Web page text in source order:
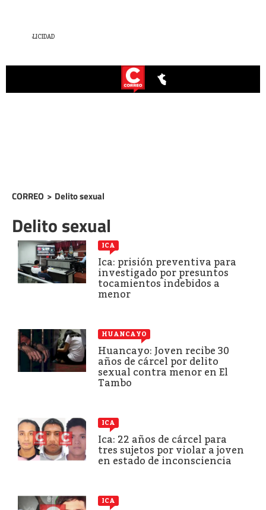
CORREO > Delito sexual
Delito sexual
ICA
Ica: prisión preventiva para
investigado por presuntos
tocamientos indebidos a
menor
HUANCAYO
Huancayo: Joven recibe 30
años de cárcel por delito
sexual contra menor en El
Tambo
ICA
Ica: 22 años de cárcel para
tres sujetos por violar a joven
en estado de inconsciencia
ICA